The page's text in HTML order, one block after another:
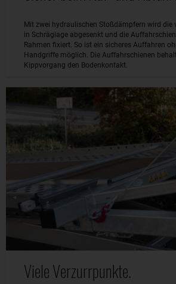
Mit zwei hydraulischen Stoßdämpfern wird die
in Schräglage abgesenkt und die
Rahmen fixiert. So ist ein sicheres Auffahren
Handgriffe möglich. Die Auffahrschienen
Kippvorgang den Bodenkontakt.
Viele Verzurrpunkte.